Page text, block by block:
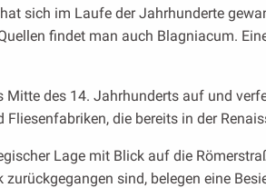
sich im Laufe der Jahrhunderte
findet man auch Blagniacum.
des 14. Jahrhunderts auf und
die bereits in der
Lage mit Blick auf die
sind, belegen eine